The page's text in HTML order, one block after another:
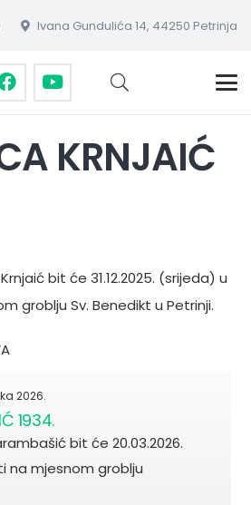
Ivana Gundulića 14, 44250 Petrinja
KRNJAIĆ
bit će 31.12.2025. (srijeda) u
groblju Sv. Benedikt u Petrinji.
2026.
1934.
bit će 20.03.2026.
na mjesnom groblju